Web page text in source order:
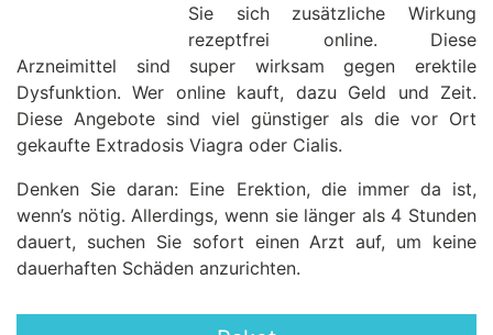
Sie sich zusätzliche Wirkung
rezeptfrei online. Diese
Arzneimittel sind super wirksam gegen erektile
Dysfunktion. Wer online kauft, dazu Geld und Zeit.
Diese Angebote sind viel günstiger als die vor Ort
gekaufte Extradosis Viagra oder Cialis.
Denken Sie daran: Eine Erektion, die immer da ist,
wenn’s nötig. Allerdings, wenn sie länger als 4 Stunden
dauert, suchen Sie sofort einen Arzt auf, um keine
dauerhaften Schäden anzurichten.